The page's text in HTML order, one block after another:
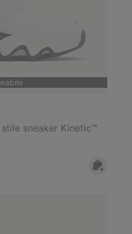
sneaker Kinetic™